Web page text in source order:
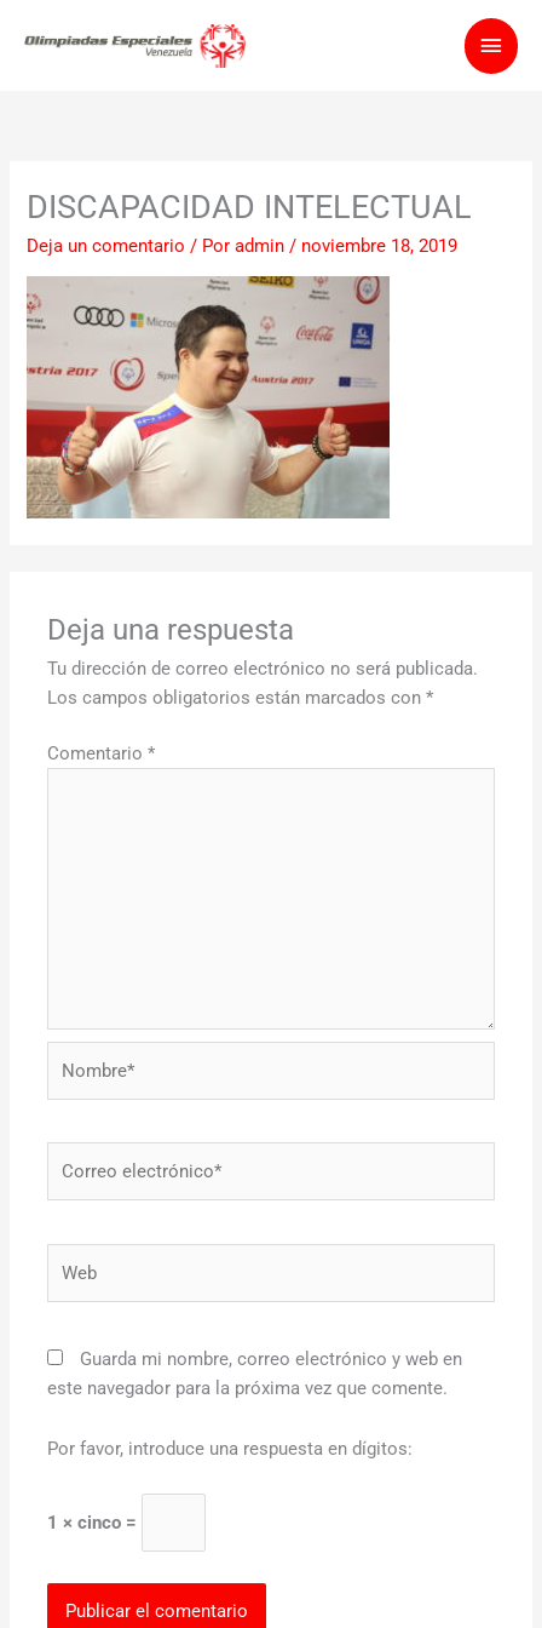
DISCAPACIDAD INTELECTUAL
Deja un comentario / Poradmin/ noviembre 18, 2019
Deja una respuesta
Tu dirección de correo electrónico no será publicada.
Los campos obligatorios están marcados con*
Comentario*
Guarda mi nombre, correo electrónico y web en
este navegador para la próxima vez que comente.
Por favor, introduce una respuesta en dígitos:
1 × cinco =